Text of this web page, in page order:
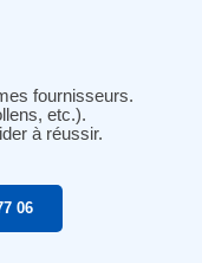
fournisseurs.
etc.).
à réussir.
06